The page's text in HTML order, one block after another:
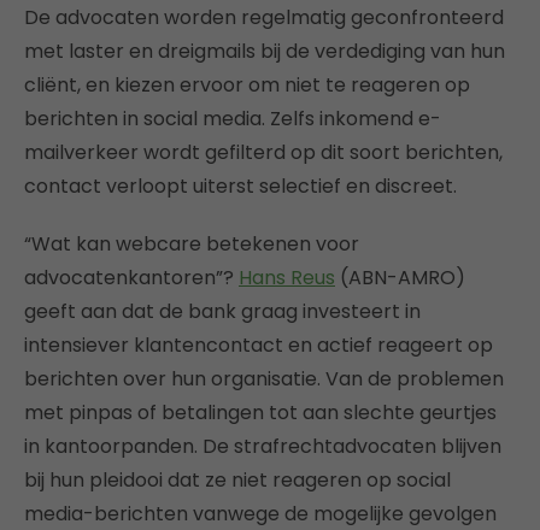
De advocaten worden regelmatig geconfronteerd
met laster en dreigmails bij de verdediging van hun
cliënt, en kiezen ervoor om niet te reageren op
berichten in social media. Zelfs inkomend e-
mailverkeer wordt gefilterd op dit soort berichten,
contact verloopt uiterst selectief en discreet.
“Wat kan webcare betekenen voor
advocatenkantoren”? Hans Reus (ABN-AMRO)
geeft aan dat de bank graag investeert in
intensiever klantencontact en actief reageert op
berichten over hun organisatie. Van de problemen
met pinpas of betalingen tot aan slechte geurtjes
in kantoorpanden. De strafrechtadvocaten blijven
bij hun pleidooi dat ze niet reageren op social
media-berichten vanwege de mogelijke gevolgen